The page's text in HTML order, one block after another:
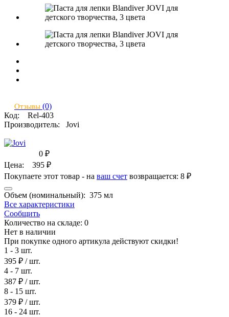
Отзывы (0)
Код: Rel-403
Производитель: Jovi
0 ₽
Цена: 395 ₽
Покупаете этот товар - на ваш счет возвращается: 8 ₽
Объем (номинальный): 375 мл
Все характеристики
Сообщить
Количество на складе: 0
Нет в наличии
При покупке одного артикула действуют скидки!
1 - 3 шт.
395 ₽ / шт.
4 - 7 шт.
387 ₽ / шт.
8 - 15 шт.
379 ₽ / шт.
16 - 24 шт.